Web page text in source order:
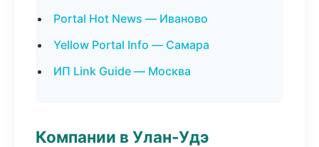
Portal Hot News — Иваново
Yellow Portal Info — Самара
ИП Link Guide — Москва
Компании в Улан-Удэ